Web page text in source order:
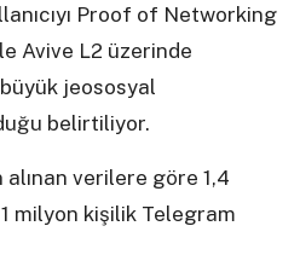
Proof of Networking
Avive L2 üzerinde
jeososyal
belirtiliyor.
verilere göre 1,4
milyon kişilik Telegram